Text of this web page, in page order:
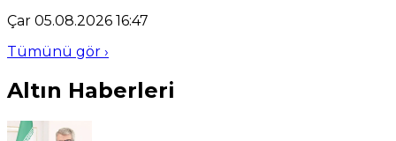
Çar 05.08.2026 16:47
Tümünü gör ›
Altın Haberleri